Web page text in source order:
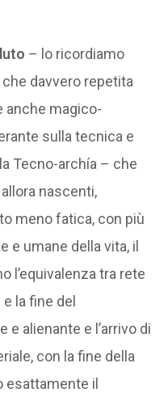
– lo ricordiamo
davvero repetita
anche magico-
sulla tecnica e
Tecno-archía – che
nascenti,
meno fatica, con più
e umane della vita, il
l’equivalenza tra rete
la fine del
alienante e l’arrivo di
con la fine della
esattamente il